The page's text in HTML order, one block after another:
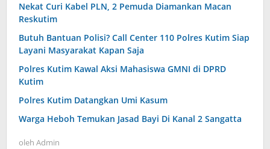
Nekat Curi Kabel PLN, 2 Pemuda Diamankan Macan
Reskutim
Butuh Bantuan Polisi? Call Center 110 Polres Kutim Siap
Layani Masyarakat Kapan Saja
Polres Kutim Kawal Aksi Mahasiswa GMNI di DPRD
Kutim
Polres Kutim Datangkan Umi Kasum
Warga Heboh Temukan Jasad Bayi Di Kanal 2 Sangatta
oleh Admin